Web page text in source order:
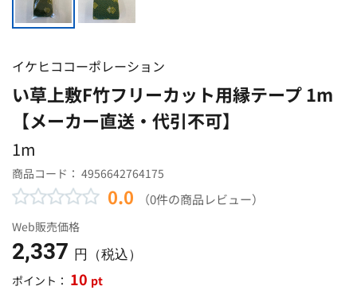
イケヒココーポレーション
い草上敷F竹フリーカット用縁テープ 1m
【メーカー直送・代引不可】
1m
商品コード： 4956642764175
0.0 （0件の商品レビュー）
Web販売価格
2,337 円（税込）
ポイント： 10 pt